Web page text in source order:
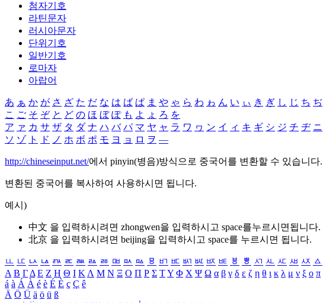
첨자기호
라틴문자
러시아문자
단위기호
일반기호
로마자
아랍어
あ ぁ か が さ ざ た だ な は ば ぱ ま や ゃ ら わ ゎ ん い ぃ き ぎ し じ ち ぢ
こ ご そ ぞ と ど の ほ ぼ ぽ も よ ょ ろ を
ア ァ カ サ ザ タ ダ ナ ハ バ パ マ ヤ ャ ラ ワ ヮ ン イ ィ キ ギ シ ジ チ ヂ ニ
ソ ゾ ト ド ノ ホ ボ ポ モ ヨ ョ ロ ヲ ―
http://chineseinput.net/에서 pinyin(병음)방식으로 중국어를 변환할 수 있습니다.
변환된 중국어를 복사하여 사용하시면 됩니다.
예시)
中文 을 입력하시려면 zhongwen을 입력하시고 space를누르시면됩니다.
北京 을 입력하시려면 beijing을 입력하시고 space를 누르시면 됩니다.
ㅥ ㅦ ㅧ ㅨ ㅩ ㅪ ㅫ ㅬ ㅭ ㅮ ㅯ ㅰ ㅱ ㅲ ㅳ ㅴ ㅵ ㅶ ㅷ ㅸ ㅹ ㅺ ㅻ ㅼ ㅽ ㅾ ㅿ
Α Β ΓΔ Ε Ζ Η Θ Ι ΚΛ Μ Ν Ξ Ο Π Ρ Σ ΤΥ Φ Χ Ψ Ω α β γ δ ε ζ η θ ι κ λ μ ν ξ ο π
á à Á À é è É È ç Ç ê
Ä Ö Ü ä ö ü ß